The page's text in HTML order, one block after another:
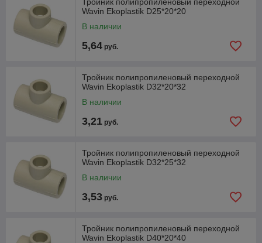
Wavin Ekoplastik D25*20*20
В наличии
5,64 руб.
Тройник полипропиленовый переходной
Wavin Ekoplastik D32*20*32
В наличии
3,21 руб.
Тройник полипропиленовый переходной
Wavin Ekoplastik D32*25*32
В наличии
3,53 руб.
Тройник полипропиленовый переходной
Wavin Ekoplastik D40*20*40